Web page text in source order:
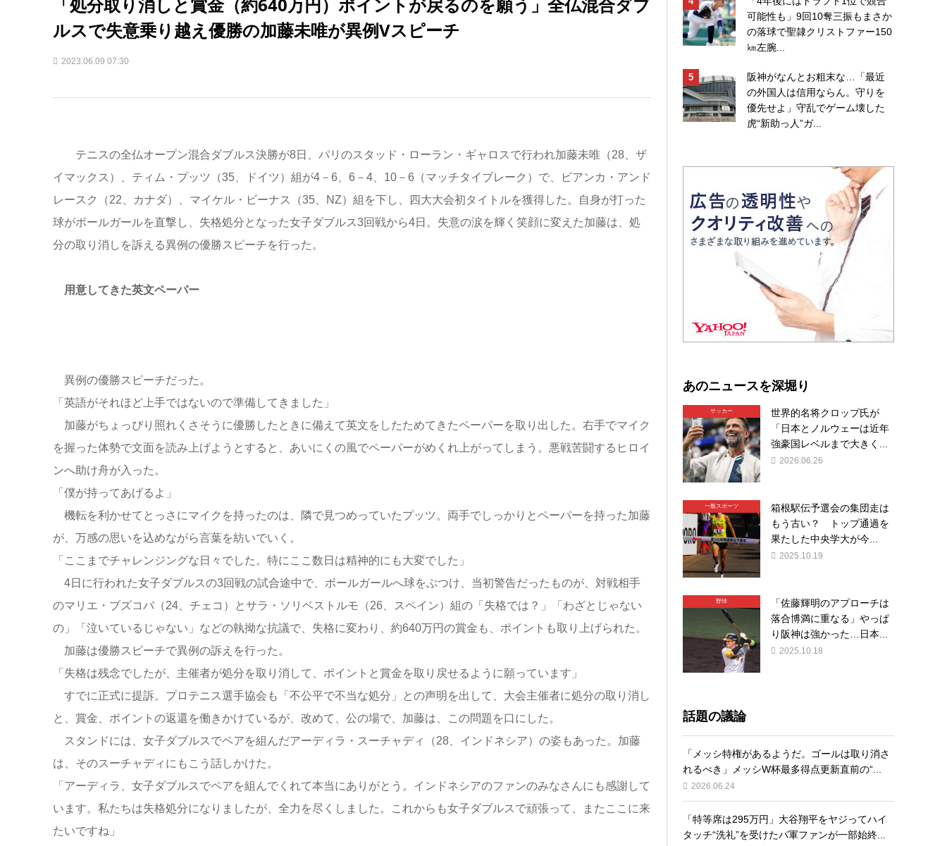
「処分取り消しと賞金（約640万円）ポイントが戻るのを願う」全仏混合ダブ
ルスで失意乗り越え優勝の加藤未唯が異例Vスピーチ
2023.06.09 07:30
テニスの全仏オープン混合ダブルス決勝が8日、パリのスタッド・ローラン・ギャロスで行われ加藤未唯（28、ザ
イマックス）、ティム・プッツ（35、ドイツ）組が4－6、6－4、10－6（マッチタイブレーク）で、ビアンカ・アンド
レースク（22、カナダ）、マイケル・ビーナス（35、NZ）組を下し、四大大会初タイトルを獲得した。自身が打った
球がボールガールを直撃し、失格処分となった女子ダブルス3回戦から4日。失意の涙を輝く笑顔に変えた加藤は、処
分の取り消しを訴える異例の優勝スピーチを行った。
用意してきた英文ペーパー
異例の優勝スピーチだった。
「英語がそれほど上手ではないので準備してきました」
加藤がちょっぴり照れくさそうに優勝したときに備えて英文をしたためてきたペーパーを取り出した。右手でマイク
を握った体勢で文面を読み上げようとすると、あいにくの風でペーパーがめくれ上がってしまう。悪戦苦闘するヒロイ
ンへ助け舟が入った。
「僕が持ってあげるよ」
機転を利かせてとっさにマイクを持ったのは、隣で見つめっていたプッツ。両手でしっかりとペーパーを持った加藤
が、万感の思いを込めながら言葉を紡いでいく。
「ここまでチャレンジングな日々でした。特にここ数日は精神的にも大変でした」
4日に行われた女子ダブルスの3回戦の試合途中で、ボールガールへ球をぶつけ、当初警告だったものが、対戦相手
のマリエ・ブズコバ（24、チェコ）とサラ・ソリベストルモ（26、スペイン）組の「失格では？」「わざとじゃない
の」「泣いているじゃない」などの執拗な抗議で、失格に変わり、約640万円の賞金も、ポイントも取り上げられた。
加藤は優勝スピーチで異例の訴えを行った。
「失格は残念でしたが、主催者が処分を取り消して、ポイントと賞金を取り戻せるように願っています」
すでに正式に提訴。プロテニス選手協会も「不公平で不当な処分」との声明を出して、大会主催者に処分の取り消し
と、賞金、ポイントの返還を働きかけているが、改めて、公の場で、加藤は、この問題を口にした。
スタンドには、女子ダブルスでペアを組んだアーディラ・スーチャディ（28、インドネシア）の姿もあった。加藤
は、そのスーチャディにもこう話しかけた。
「アーディラ、女子ダブルスでペアを組んでくれて本当にありがとう。インドネシアのファンのみなさんにも感謝して
います。私たちは失格処分になりましたが、全力を尽くしました。これからも女子ダブルスで頑張って、またここに来
たいですね」
可能性も」9回10奪三振もまさか
の落球で聖隷クリストファー150
㎞左腕...
阪神がなんとお粗末な…「最近
の外国人は信用ならん。守りを
優先せよ」守乱でゲーム壊した
虎“新助っ人”ガ...
あのニュースを深堀り
サッカー
世界的名将クロップ氏が
「日本とノルウェーは近年
強豪国レベルまで大きく...
2026.06.26
一般スポーツ
箱根駅伝予選会の集団走は
もう古い？ トップ通過を
果たした中央学大が今...
2025.10.19
野球
「佐藤輝明のアプローチは
落合博満に重なる」やっぱ
り阪神は強かった…日本...
2025.10.18
話題の議論
「メッシ特権があるようだ。ゴールは取り消さ
れるべき」メッシW杯最多得点更新直前の“...
2026.06.24
「特等席は295万円」大谷翔平をヤジってハイ
タッチ“洗礼”を受けたパ軍ファンが一部始終...